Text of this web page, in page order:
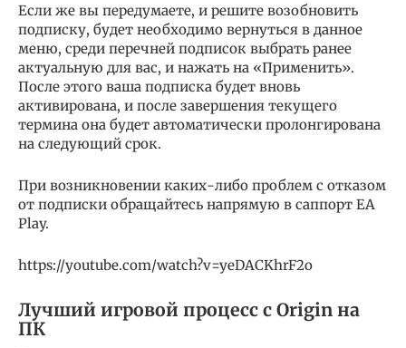
Если же вы передумаете, и решите возобновить
подписку, будет необходимо вернуться в данное
меню, среди перечней подписок выбрать ранее
актуальную для вас, и нажать на «Применить».
После этого ваша подписка будет вновь
активирована, и после завершения текущего
термина она будет автоматически пролонгирована
на следующий срок.
При возникновении каких-либо проблем с отказом
от подписки обращайтесь напрямую в саппорт EA
Play.
https://youtube.com/watch?v=yeDACKhrF2o
Лучший игровой процесс с Origin на
ПК